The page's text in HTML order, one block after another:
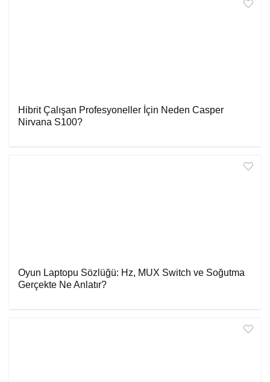
Hibrit Çalışan Profesyoneller İçin Neden Casper
Nirvana S100?
Oyun Laptopu Sözlüğü: Hz, MUX Switch ve Soğutma
Gerçekte Ne Anlatır?